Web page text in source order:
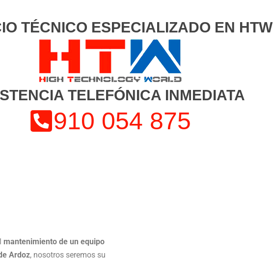
TÉCNICO ESPECIALIZADO EN HTW
TELEFÓNICA INMEDIATA
910 054 875
mantenimiento de un equipo
Ardoz, nosotros seremos su